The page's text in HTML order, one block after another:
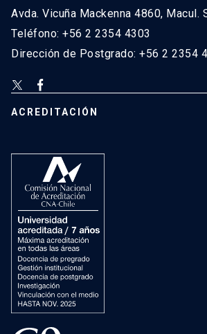
Avda. Vicuña Mackenna 4860, Macul.
Teléfono: +56 2 2354 4303
Dirección de Postgrado: +56 2 2354
ACREDITACIÓN